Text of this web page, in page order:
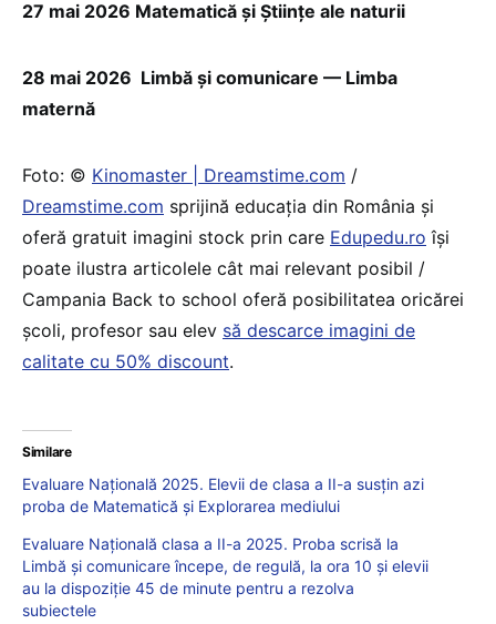
27 mai 2026 Matematică și Științe ale naturii
28 mai 2026 Limbă și comunicare — Limba
maternă
Foto: © Kinomaster | Dreamstime.com /
Dreamstime.com sprijină educaţia din România şi
oferă gratuit imagini stock prin care Edupedu.ro îşi
poate ilustra articolele cât mai relevant posibil /
Campania Back to school oferă posibilitatea oricărei
școli, profesor sau elev să descarce imagini de
calitate cu 50% discount.
Similare
Evaluare Națională 2025. Elevii de clasa a II-a susțin azi
proba de Matematică și Explorarea mediului
Evaluare Națională clasa a II-a 2025. Proba scrisă la
Limbă și comunicare începe, de regulă, la ora 10 și elevii
au la dispoziție 45 de minute pentru a rezolva
subiectele